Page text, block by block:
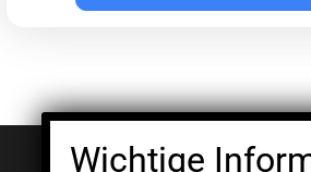
© EV Clinic 2026